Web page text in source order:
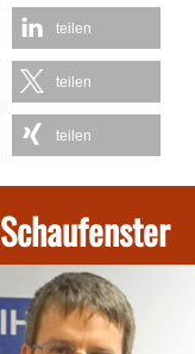
teilen
teilen
teilen
Schaufenster